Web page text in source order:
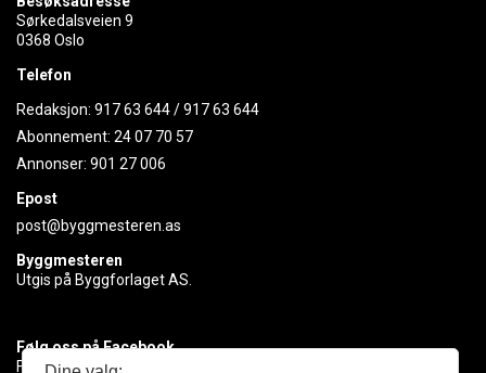
Sørkedalsveien 9
0368 Oslo
Telefon
Redaksjon: 917 63 644/917 63 644
Abonnement: 24 07 70 57
Annonser: 901 27 006
Epost
post@byggmesteren.as
Byggmesteren
Utgis på Byggforlaget AS.
Følg oss på Facebook
Få med deg det siste innen byggebransjen